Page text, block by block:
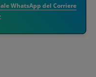
WhatsApp del Corriere